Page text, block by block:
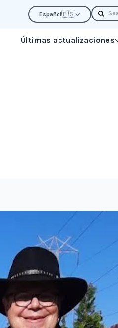
Español🇪🇸 Search
Últimas actualizaciones